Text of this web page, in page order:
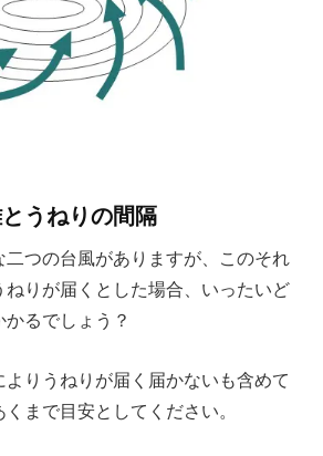
うねりの間隔
つの台風がありますが、このそれ
ねりが届くとした場合、いったいど
るでしょう？
りうねりが届く届かないも含めて
まで目安としてください。